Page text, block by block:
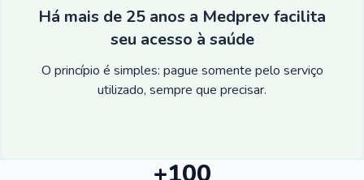
Há mais de 25 anos a Medprev facilita
seu acesso à saúde
O princípio é simples: pague somente pelo serviço
utilizado, sempre que precisar.